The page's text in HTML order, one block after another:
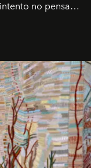
no pensar
que es una